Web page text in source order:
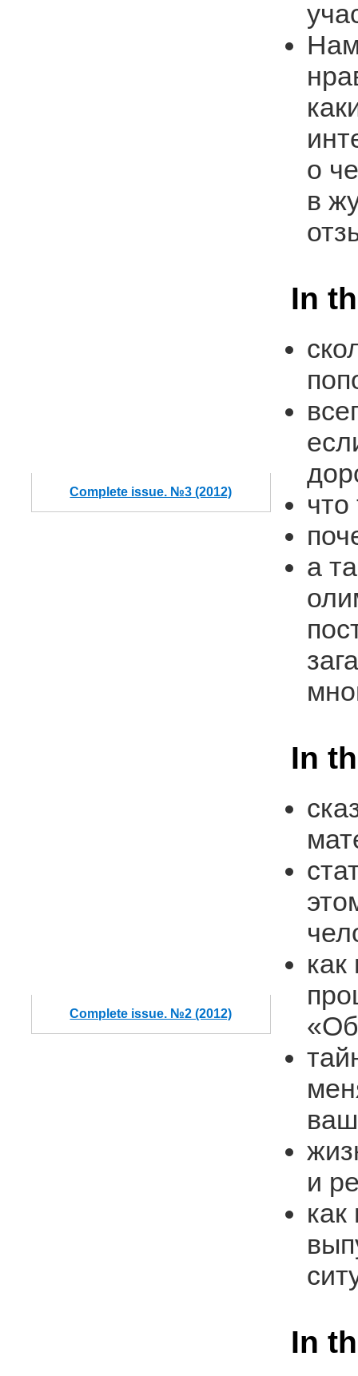
о
в
Complete issue. №3 (2012)
In
что
а
Complete issue. №2 (2012)
In
как
и
In